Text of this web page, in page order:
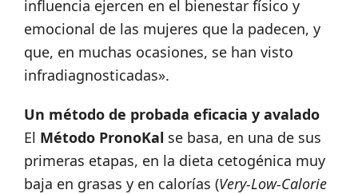
influencia ejercen en el bienestar físico y
emocional de las mujeres que la padecen, y
que, en muchas ocasiones, se han visto
infradiagnosticadas».
Un método de probada eficacia y avalado
El Método PronoKal se basa, en una de sus
primeras etapas, en la dieta cetogénica muy
baja en grasas y en calorías (Very-Low-Calorie